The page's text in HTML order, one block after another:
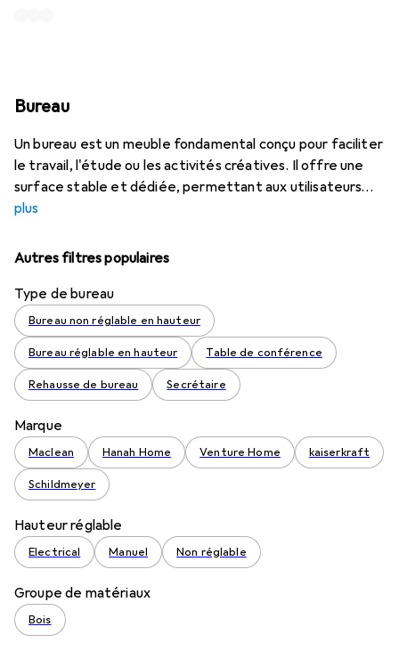
Bureau
Un bureau est un meuble fondamental conçu pour faciliter
le travail, l'étude ou les activités créatives. Il offre une
surface stable et dédiée, permettant aux utilisateurs
plus
Autres filtres populaires
Type de bureau
Bureau non réglable en hauteur
Bureau réglable en hauteur Table de conférence
Rehausse de bureau Secrétaire
Marque
Maclean Hanah Home Venture Home kaiserkraft
Schildmeyer
Hauteur réglable
Electrical Manuel Non réglable
Groupe de matériaux
Bois